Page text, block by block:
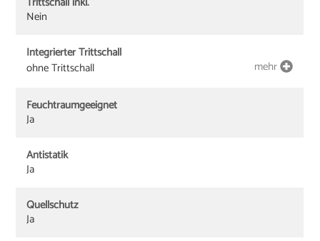
Nein
Integrierter Trittschall
ohne Trittschall
mehr
Feuchtraumgeeignet
Ja
Antistatik
Ja
Quellschutz
Ja